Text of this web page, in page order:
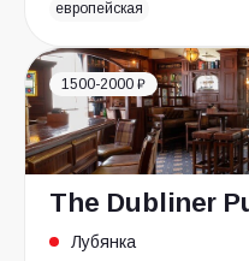
европейская
1500-2000 ₽
The Dubliner
Лубянка